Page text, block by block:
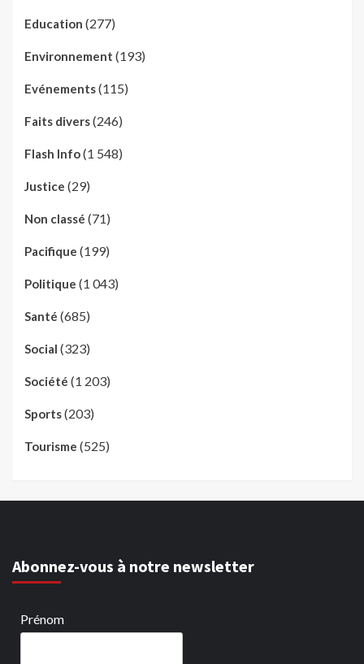
Education (277)
Environnement (193)
Evénements(115)
Faits divers(246)
Flash Info(1 548)
Justice (29)
Non classé (71)
Pacifique (199)
Politique (1 043)
Santé (685)
Social (323)
Société (1 203)
Sports(203)
Tourisme (525)
Abonnez-vous à notre newsletter
Prénom